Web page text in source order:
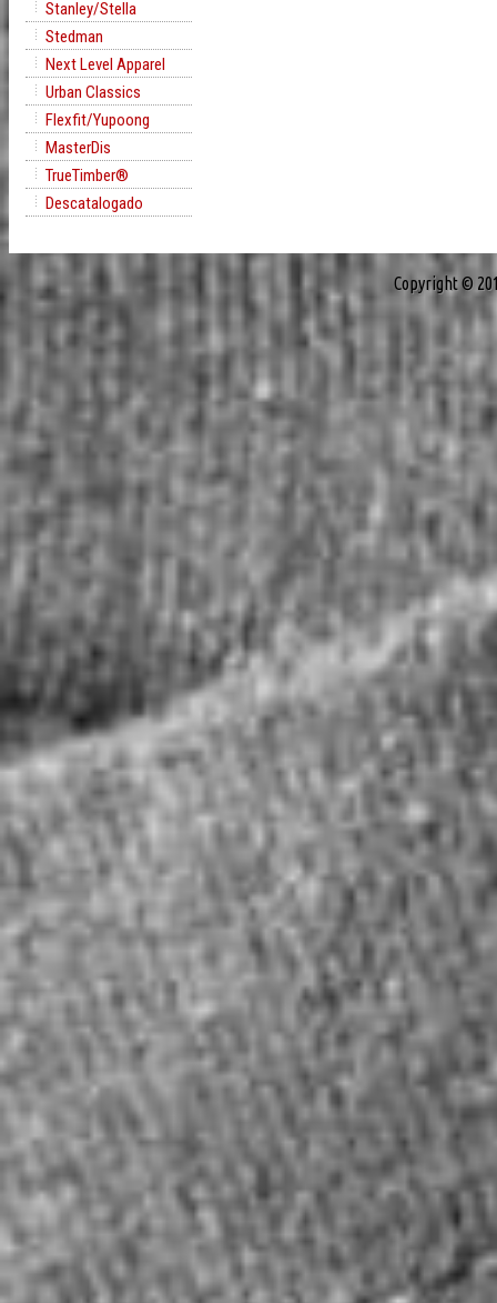
Stanley/Stella
Stedman
Next Level Apparel
Urban Classics
Flexfit/Yupoong
MasterDis
TrueTimber®
Descatalogado
Copyright ©